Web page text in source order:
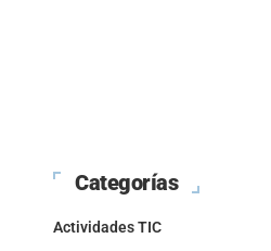
Categorías
Actividades TIC